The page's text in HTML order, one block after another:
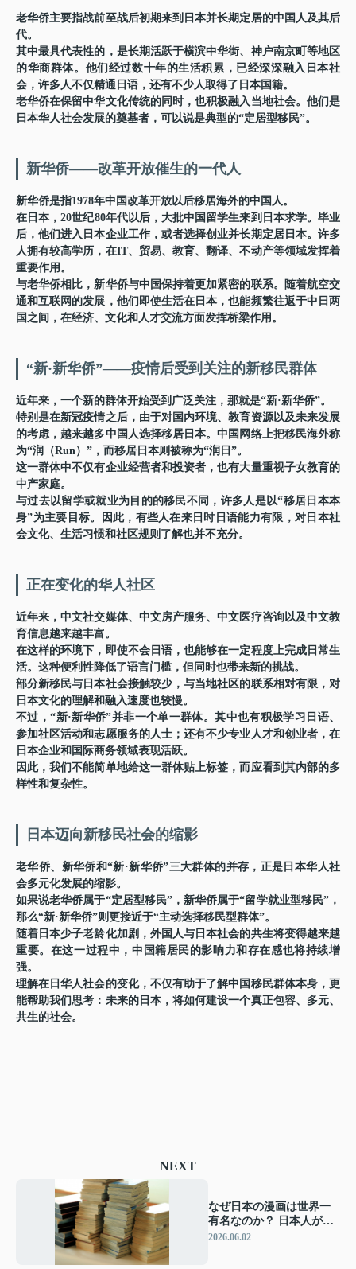
老华侨主要指战前至战后初期来到日本并长期定居的中国人及其后
代。
其中最具代表性的，是长期活跃于横滨中华街、神户南京町等地区
的华商群体。他们经过数十年的生活积累，已经深深融入日本社
会，许多人不仅精通日语，还有不少人取得了日本国籍。
老华侨在保留中华文化传统的同时，也积极融入当地社会。他们是
日本华人社会发展的奠基者，可以说是典型的“定居型移民”。
新华侨——改革开放催生的一代人
新华侨是指1978年中国改革开放以后移居海外的中国人。
在日本，20世纪80年代以后，大批中国留学生来到日本求学。毕业
后，他们进入日本企业工作，或者选择创业并长期定居日本。许多
人拥有较高学历，在IT、贸易、教育、翻译、不动产等领域发挥着
重要作用。
与老华侨相比，新华侨与中国保持着更加紧密的联系。随着航空交
通和互联网的发展，他们即使生活在日本，也能频繁往返于中日两
国之间，在经济、文化和人才交流方面发挥桥梁作用。
“新·新华侨”——疫情后受到关注的新移民群体
近年来，一个新的群体开始受到广泛关注，那就是“新·新华侨”。
特别是在新冠疫情之后，由于对国内环境、教育资源以及未来发展
的考虑，越来越多中国人选择移居日本。中国网络上把移民海外称
为“润（Run）”，而移居日本则被称为“润日”。
这一群体中不仅有企业经营者和投资者，也有大量重视子女教育的
中产家庭。
与过去以留学或就业为目的的移民不同，许多人是以“移居日本本
身”为主要目标。因此，有些人在来日时日语能力有限，对日本社
会文化、生活习惯和社区规则了解也并不充分。
正在变化的华人社区
近年来，中文社交媒体、中文房产服务、中文医疗咨询以及中文教
育信息越来越丰富。
在这样的环境下，即使不会日语，也能够在一定程度上完成日常生
活。这种便利性降低了语言门槛，但同时也带来新的挑战。
部分新移民与日本社会接触较少，与当地社区的联系相对有限，对
日本文化的理解和融入速度也较慢。
不过，“新·新华侨”并非一个单一群体。其中也有积极学习日语、
参加社区活动和志愿服务的人士；还有不少专业人才和创业者，在
日本企业和国际商务领域表现活跃。
因此，我们不能简单地给这一群体贴上标签，而应看到其内部的多
样性和复杂性。
日本迈向新移民社会的缩影
老华侨、新华侨和“新·新华侨”三大群体的并存，正是日本华人社
会多元化发展的缩影。
如果说老华侨属于“定居型移民”，新华侨属于“留学就业型移民”，
那么“新·新华侨”则更接近于“主动选择移民型群体”。
随着日本少子老龄化加剧，外国人与日本社会的共生将变得越来越
重要。在这一过程中，中国籍居民的影响力和存在感也将持续增
强。
理解在日华人社会的变化，不仅有助于了解中国移民群体本身，更
能帮助我们思考：未来的日本，将如何建设一个真正包容、多元、
共生的社会。
NEXT
なぜ日本の漫画は世界一
有名なのか？ 日本人が育
てた漫画文化の魅力
2026.06.02